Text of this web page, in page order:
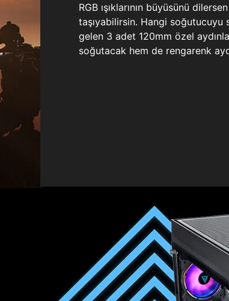
RGB ışıklarının büyüsünü
taşıyabilirsin. Hangi
gelen 3 adet 120mm özel
soğutacak hem de rengarenk